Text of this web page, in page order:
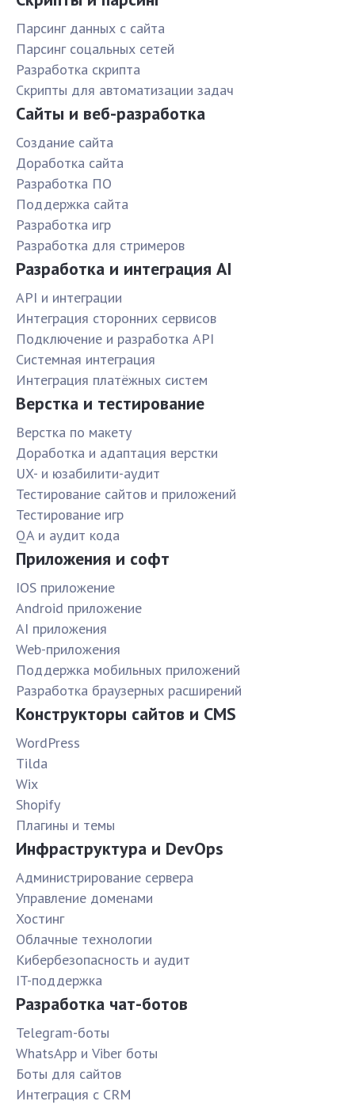
Парсинг данных с сайта
Парсинг соцальных сетей
Разработка скрипта
Скрипты для автоматизации задач
Сайты и веб-разработка
Создание сайта
Доработка сайта
Разработка ПО
Поддержка сайта
Разработка игр
Разработка для стримеров
Разработка и интеграция AI
API и интеграции
Интеграция сторонних сервисов
Подключение и разработка API
Системная интеграция
Интеграция платёжных систем
Верстка и тестирование
Верстка по макету
Доработка и адаптация верстки
UX- и юзабилити-аудит
Тестирование сайтов и приложений
Тестирование игр
QA и аудит кода
Приложения и софт
IOS приложение
Android приложение
AI приложения
Web-приложения
Поддержка мобильных приложений
Разработка браузерных расширений
Конструкторы сайтов и CMS
WordPress
Tilda
Wix
Shopify
Плагины и темы
Инфраструктура и DevOps
Администрирование сервера
Управление доменами
Хостинг
Облачные технологии
Кибербезопасность и аудит
IT-поддержка
Разработка чат-ботов
Telegram-боты
WhatsApp и Viber боты
Боты для сайтов
Интеграция с CRM